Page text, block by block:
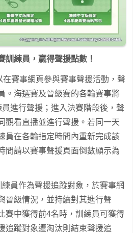
訓練員，贏得聲援點數！
賽事網頁參與賽事聲援活動，聲
。海選賽及晉級賽的各輪賽事將
進行聲援；進入決賽階段後，聲
觀看直播並進行聲援。若同一天
員在各輪指定時間內重新完成該
間請以賽事聲援頁面倒數顯示為
員作為聲援追蹤對象，於賽事網
晉級情況，並持續對其進行聲
賽中獲得前4名時，訓練員可獲得
追蹤對象遭淘汰則結束聲援追